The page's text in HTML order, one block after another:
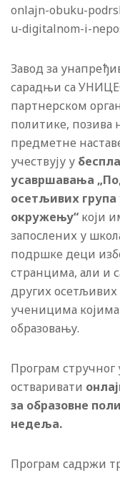
onlajn-obuku-
u-digitalnom-i-
Завод за
сарадњи са
партнерском
политике, позива
предметне
учествују у
усавршавања
осетљивих
окружењу“ који
запослених у
подршке деци
странцима, али и
других осетљивих
ученицима
образовању.
Програм стручног
остваривати
за образовне
недеља.
Програм садржи